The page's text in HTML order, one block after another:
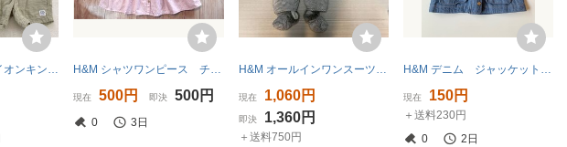
H&M70サイズ ライオンキング サファリコーデセット リネン ベビー服 半袖Tシャツ ショートパンツ H&M シャツワンピース チュニック サイズ90 12-18month ピンク ロングカーディガン 冷房対策
現在 500円 即決 500円
0 3日
H&M オールインワンスーツ 68 4-6Mミトン ソックス付 裏地ボア グレー カバーオール ボディオール ロンパース
現在 1,060円
即決 1,360円
＋送料750円
H&M デニム ジャッケット フード取り外し可 サイズ: 92 cm 2歳
現在 150円
＋送料230円
0
2日